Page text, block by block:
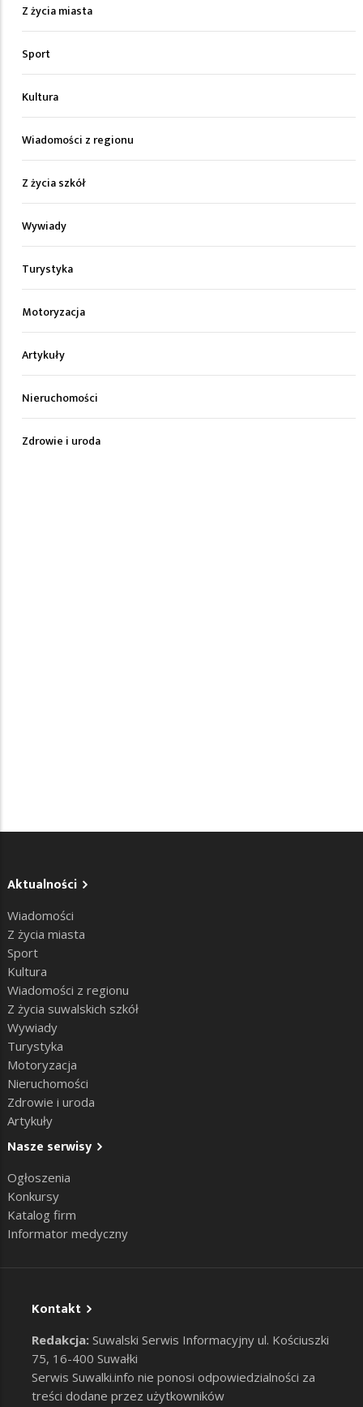
Z życia miasta
Sport
Kultura
Wiadomości z regionu
Z życia szkół
Wywiady
Turystyka
Motoryzacja
Artykuły
Nieruchomości
Zdrowie i uroda
Aktualności
Wiadomości
Z życia miasta
Sport
Kultura
Wiadomości z regionu
Z życia suwalskich szkół
Wywiady
Turystyka
Motoryzacja
Nieruchomości
Zdrowie i uroda
Artykuły
Nasze serwisy
Ogłoszenia
Konkursy
Katalog firm
Informator medyczny
Kontakt
Redakcja: Suwalski Serwis Informacyjny ul. Kościuszki
75, 16-400 Suwałki
Serwis Suwalki.info nie ponosi odpowiedzialności za
treści dodane przez użytkowników